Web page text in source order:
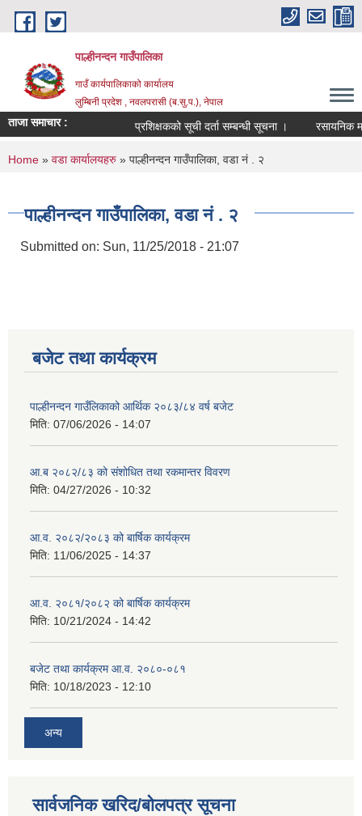
Skip to main content
पाल्हीनन्दन गाउँपालिका
गाउँ कार्यपालिकाको कार्यालय
लुम्बिनी प्रदेश , नवलपरासी (ब.सु.प.), नेपाल
ताजा समाचार : प्रशिक्षकको सूची दर्ता सम्बन्धी सूचना । रसायनिक
You are here
Home » वडा कार्यालयहरु » पाल्हीनन्दन गाउँपालिका, वडा नं . २
पाल्हीनन्दन गाउँपालिका, वडा नं . २
Submitted on: Sun, 11/25/2018 - 21:07
बजेट तथा कार्यक्रम
पाल्हीनन्दन गाउँलिकाको आर्थिक २०८३/८४ वर्ष बजेट
मिति: 07/06/2026 - 14:07
आ.ब २०८२/८३ को संशोधित तथा रकमान्तर विवरण
मिति: 04/27/2026 - 10:32
आ.व. २०८२/२०८३ को बार्षिक कार्यक्रम
मिति: 11/06/2025 - 14:37
आ.व. २०८१/२०८२ को बार्षिक कार्यक्रम
मिति: 10/21/2024 - 14:42
बजेट तथा कार्यक्रम आ.व. २०८०-०८१
मिति: 10/18/2023 - 12:10
अन्य
सार्वजनिक खरिद/बोलपत्र सूचना